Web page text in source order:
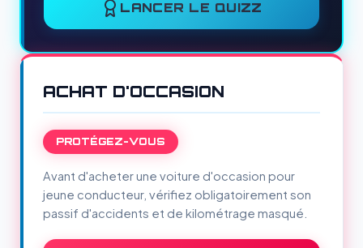
LANCER LE QUIZZ
ACHAT D'OCCASION
PROTÉGEZ-VOUS
Avant d'acheter une voiture d'occasion pour
jeune conducteur, vérifiez obligatoirement son
passif d'accidents et de kilométrage masqué.